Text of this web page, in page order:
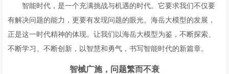
智能时代，是一个充满挑战与机遇的时代。它要求我们不仅要
有解决问题的能力，更要有发现问题的眼光。海岳大模型的发展，
正是这一时代精神的体现。让我们以海岳大模型为鉴，不断探索、
不断学习、不断创新，以智慧和勇气，书写智能时代的新篇章。
智械广施，问题繁而不衰